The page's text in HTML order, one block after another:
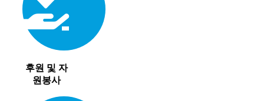
후원 및 자
원봉사